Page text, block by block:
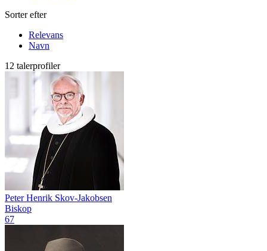
Sorter efter
Relevans
Navn
12 talerprofiler
Peter Henrik Skov-Jakobsen
Biskop
67